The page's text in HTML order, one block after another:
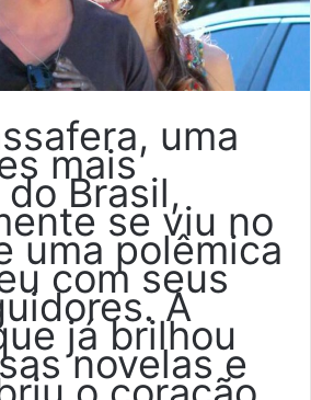
uma
mais
Brasil,
se viu no
uma polêmica
com seus
A
já brilhou
novelas e